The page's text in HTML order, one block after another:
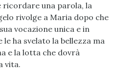
ricordare una parola, la
rivolge a Maria dopo che
vocazione unica e in
ha svelato la bellezza ma
e la lotta che dovrà
vita.